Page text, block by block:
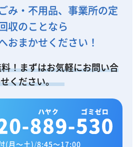
み・不用品、事業所の定
収のことなら
おまかせください！
！まずはお気軽にお問い合
ください。
(月～土) /8:45～17:00